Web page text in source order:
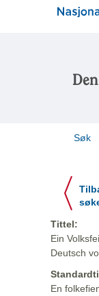
Søk
Tittel:
Ein
Deutsch
En